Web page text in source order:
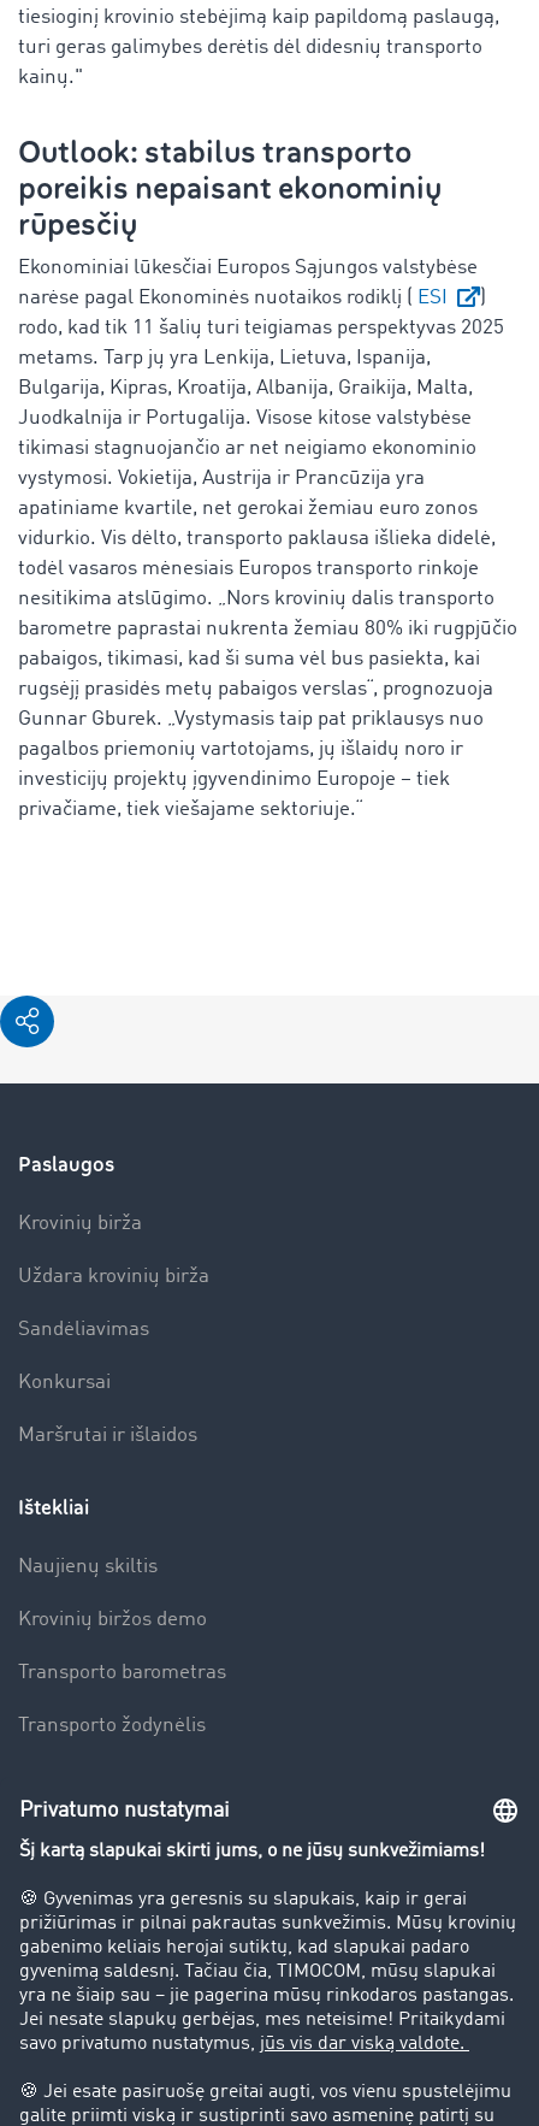
tiesioginį krovinio stebėjimą kaip papildomą paslaugą,
turi geras galimybes derėtis dėl didesnių transporto
kainų."
Outlook: stabilus transporto
poreikis nepaisant ekonominių
rūpesčių
Ekonominiai lūkesčiai Europos Sąjungos valstybėse
narėse pagal Ekonominės nuotaikos rodiklį ( ESI
)
rodo, kad tik 11 šalių turi teigiamas perspektyvas 2025
metams. Tarp jų yra Lenkija, Lietuva, Ispanija,
Bulgarija, Kipras, Kroatija, Albanija, Graikija, Malta,
Juodkalnija ir Portugalija. Visose kitose valstybėse
tikimasi stagnuojančio ar net neigiamo ekonominio
vystymosi. Vokietija, Austrija ir Prancūzija yra
apatiniame kvartile, net gerokai žemiau euro zonos
vidurkio. Vis dėlto, transporto paklausa išlieka didelė,
todėl vasaros mėnesiais Europos transporto rinkoje
nesitikima atslūgimo. „Nors krovinių dalis transporto
barometre paprastai nukrenta žemiau 80% iki rugpjūčio
pabaigos, tikimasi, kad ši suma vėl bus pasiekta, kai
rugsėjį prasidės metų pabaigos verslas“, prognozuoja
Gunnar Gburek. „Vystymasis taip pat priklausys nuo
pagalbos priemonių vartotojams, jų išlaidų noro ir
investicijų projektų įgyvendinimo Europoje – tiek
privačiame, tiek viešajame sektoriuje.“
Paslaugos
Krovinių birža
Uždara krovinių birža
Sandėliavimas
Konkursai
Maršrutai ir išlaidos
Ištekliai
Naujienų skiltis
Krovinių biržos demo
Transporto barometras
Transporto žodynėlis
Įmonė
Sėkmės istorijos
Klientai įdarbina klientus
Teisinė informacija
Teisinis pranešimas